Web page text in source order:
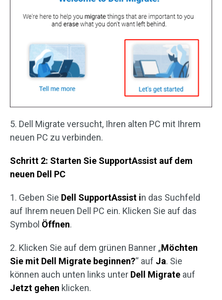
5. Dell Migrate versucht, Ihren alten PC mit Ihrem
neuen PC zu verbinden.
Schritt 2: Starten Sie SupportAssist auf dem
neuen Dell PC
1. Geben Sie Dell SupportAssist in das Suchfeld
auf Ihrem neuen Dell PC ein. Klicken Sie auf das
Symbol Öffnen.
2. Klicken Sie auf dem grünen Banner „Möchten
Sie mit Dell Migrate beginnen?“ auf Ja. Sie
können auch unten links unter Dell Migrate auf
Jetzt gehen klicken.